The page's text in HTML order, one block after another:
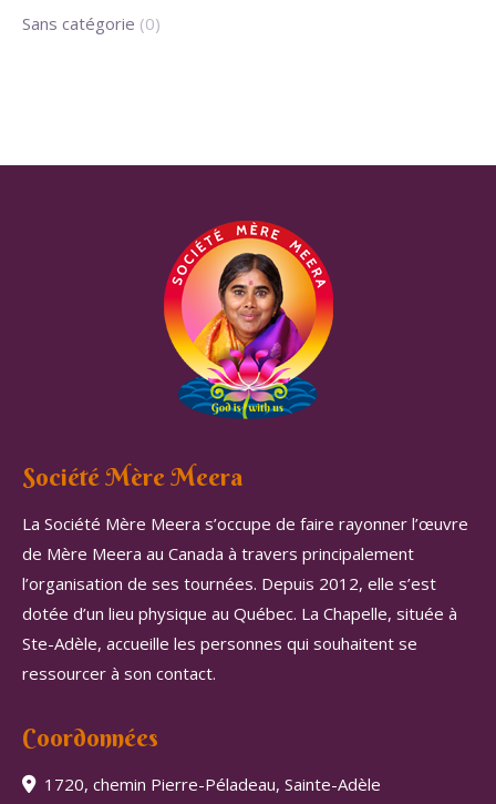
Sans catégorie (0)
Société Mère Meera
La Société Mère Meera s’occupe de faire rayonner l’œuvre
de Mère Meera au Canada à travers principalement
l’organisation de ses tournées. Depuis 2012, elle s’est
dotée d’un lieu physique au Québec. La Chapelle, située à
Ste-Adèle, accueille les personnes qui souhaitent se
ressourcer à son contact.
Coordonnées
1720, chemin Pierre-Péladeau, Sainte-Adèle